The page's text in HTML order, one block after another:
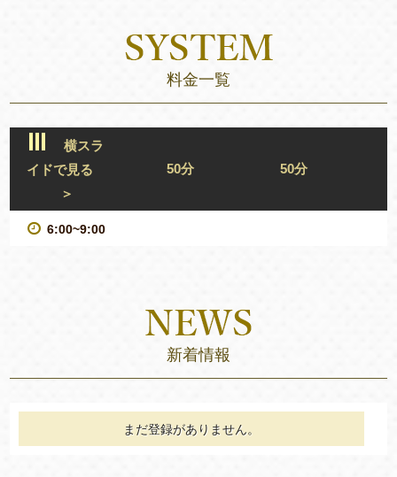
料金一覧
横スラ
イドで見る
＞
50分 50分
6:00~9:00
新着情報
まだ登録がありません。